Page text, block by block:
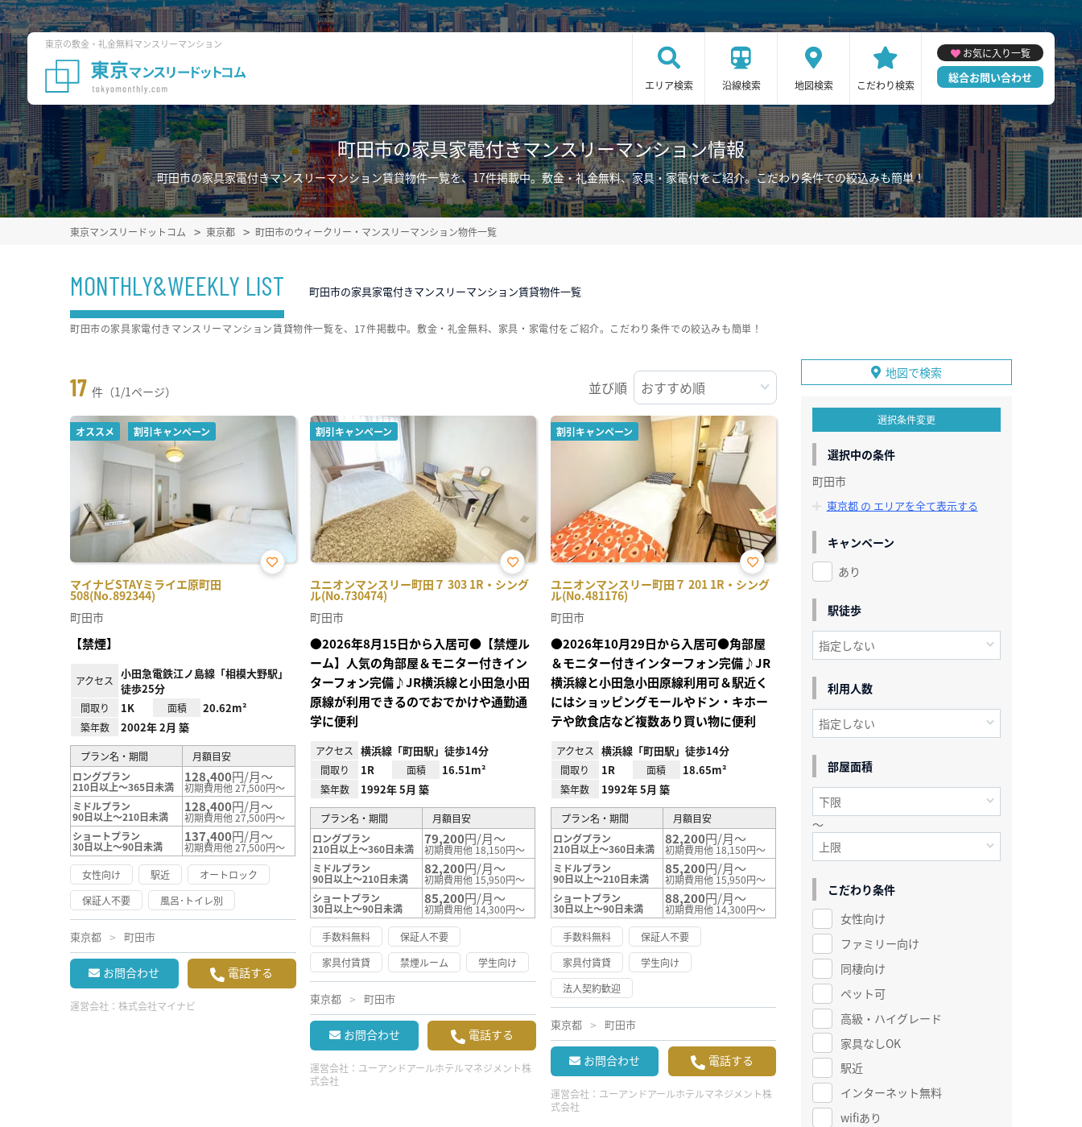
東京の敷金・礼金無料マンスリーマンション
エリア検索 沿線検索 地図検索 こだわり検索
お気に入り一覧
総合お問い合わせ
町田市の家具家電付きマンスリーマンション情報
町田市の家具家電付きマンスリーマンション賃貸物件一覧を、17件掲載中。敷金・礼金無料、家具・家電付をご紹介。こだわり条件での絞込みも簡単！
東京マンスリードットコム 東京都 町田市のウィークリー・マンスリーマンション物件一覧
MONTHLY&WEEKLY LIST 町田市の家具家電付きマンスリーマンション賃貸物件一覧
17 件（1/1ページ） 並び順
オススメ 割引キャンペーン
マイナビSTAYミライエ原町田
508(No.892344)
お気
町田市
【禁煙】
アクセス
小田急電鉄江ノ島線「相模大野駅」
徒歩25分
間取り 1K 面積 20.62m²
築年数 2002年 2月 築
プラン名・期間
月額目安
ロングプラン
210日以上～365日未満
128,400円/月～
初期費用他 27,500円～
ミドルプラン
90日以上～210日未満
128,400円/月～
初期費用他 27,500円～
ショートプラン
30日以上～90日未満
137,400円/月～
初期費用他 27,500円～
女性向け
駅近
オートロック
保証人不要
風呂･トイレ別
東京都 町田市
お問合わせ 電話する
運営会社： 株式会社マイナビ
割引キャンペーン
ユニオンマンスリー町田７ 303 1R・シング
ル(No.730474)
お気
に入
町田市
●2026年8月15日から入居可●【禁煙ル
ーム】人気の角部屋＆モニター付きイン
ターフォン完備♪JR横浜線と小田急小田
原線が利用できるのでおでかけや通勤通
学に便利
アクセス 横浜線「町田駅」徒歩14分
間取り 1R 面積 16.51m²
築年数 1992年 5月 築
プラン名・期間
月額目安
ロングプラン
210日以上～360日未満
79,200円/月～
初期費用他 18,150円～
ミドルプラン
90日以上～210日未満
82,200円/月～
初期費用他 15,950円～
ショートプラン
30日以上～90日未満
85,200円/月～
初期費用他 14,300円～
手数料無料
保証人不要
家具付賃貸
禁煙ルーム 学生向け
東京都 町田市
お問合わせ 電話する
運営会社： ユーアンドアールホテルマネジメント株
式会社
割引キャンペーン
ユニオンマンスリー町田７ 201 1R・シング
ル(No.481176)
お気
に入
町田市
●2026年10月29日から入居可●角部屋
＆モニター付きインターフォン完備♪JR
横浜線と小田急小田原線利用可＆駅近く
にはショッピングモールやドン・キホー
テや飲食店など複数あり買い物に便利
アクセス 横浜線「町田駅」徒歩14分
間取り 1R 面積 18.65m²
築年数 1992年 5月 築
プラン名・期間
月額目安
ロングプラン
210日以上～360日未満
82,200円/月～
初期費用他 18,150円～
ミドルプラン
90日以上～210日未満
85,200円/月～
初期費用他 15,950円～
ショートプラン
30日以上～90日未満
88,200円/月～
初期費用他 14,300円～
手数料無料
保証人不要
家具付賃貸
学生向け
法人契約歓迎
東京都 町田市
お問合わせ 電話する
運営会社： ユーアンドアールホテルマネジメント株
式会社
町田市の家具家電付きマンスリーマンション賃貸物件一覧を、17件掲載中。敷金・礼金無料、家具・家電付をご紹介。こだわり条件での絞込みも簡単！
地図で検索
選択条件変更
選択中の条件
町田市
東京都 の エリアを全て表示する
キャンペーン
あり
駅徒歩
利用人数
部屋面積
～
こだわり条件
女性向け
ファミリー向け
同棲向け
ペット可
高級・ハイグレード
家具なしOK
駅近
インターネット無料
wifiあり